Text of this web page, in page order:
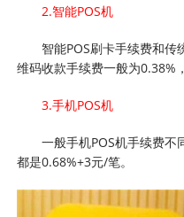
2.智能POS机
智能POS刷卡手续费和传
维码收款手续费一般为0.38%
3.手机POS机
一般手机POS机手续费不
都是0.68%+3元/笔。